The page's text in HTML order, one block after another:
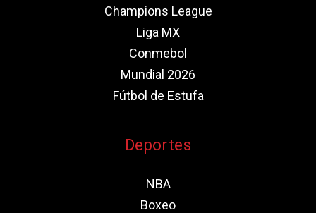
Champions League
Liga MX
Conmebol
Mundial 2026
Fútbol de Estufa
Deportes
NBA
Boxeo